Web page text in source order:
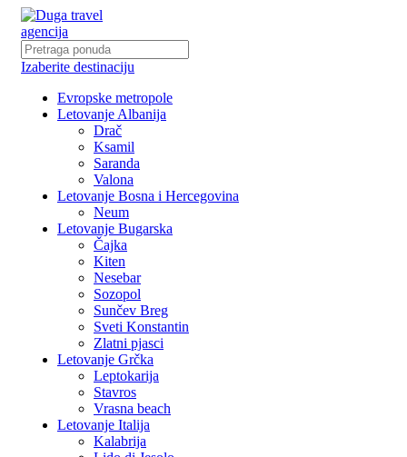
Izaberite destinaciju
Evropske metropole
Letovanje Albanija
Drač
Ksamil
Saranda
Valona
Letovanje Bosna i Hercegovina
Neum
Letovanje Bugarska
Čajka
Kiten
Nesebar
Sozopol
Sunčev Breg
Sveti Konstantin
Zlatni pjasci
Letovanje Grčka
Leptokarija
Stavros
Vrasna beach
Letovanje Italija
Kalabrija